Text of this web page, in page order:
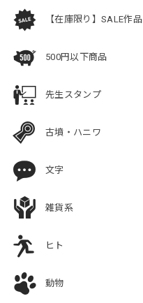
【在庫限り】SALE作品
500円以下商品
先生スタンプ
古墳・ハニワ
文字
雑貨系
ヒト
動物